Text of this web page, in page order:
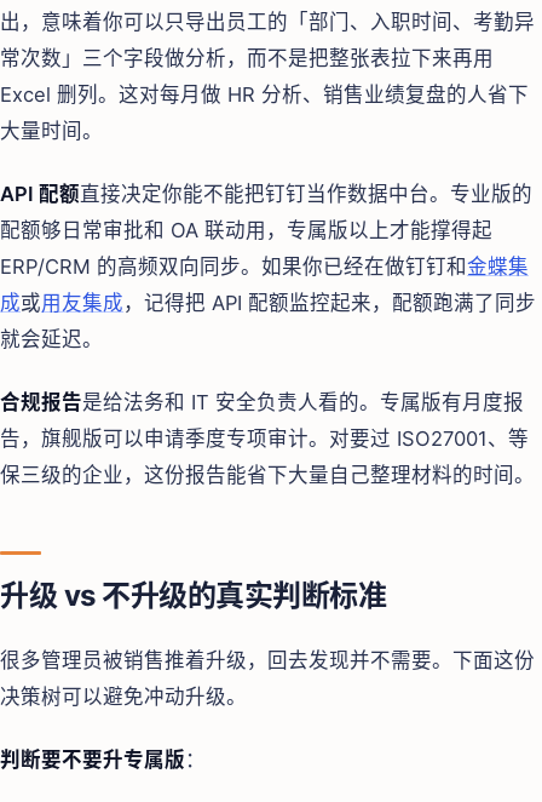
出，意味着你可以只导出员工的「部门、入职时间、考勤异
常次数」三个字段做分析，而不是把整张表拉下来再用
Excel 删列。这对每月做 HR 分析、销售业绩复盘的人省下
大量时间。
API 配额直接决定你能不能把钉钉当作数据中台。专业版的
配额够日常审批和 OA 联动用，专属版以上才能撑得起
ERP/CRM 的高频双向同步。如果你已经在做钉钉和金蝶集
成或用友集成 ，记得把 API 配额监控起来，配额跑满了同步
就会延迟。
合规报告是给法务和 IT 安全负责人看的。专属版有月度报
告，旗舰版可以申请季度专项审计。对要过 ISO27001、等
保三级的企业，这份报告能省下大量自己整理材料的时间。
升级 vs 不升级的真实判断标准
很多管理员被销售推着升级，回去发现并不需要。下面这份
决策树可以避免冲动升级。
判断要不要升专属版 ：